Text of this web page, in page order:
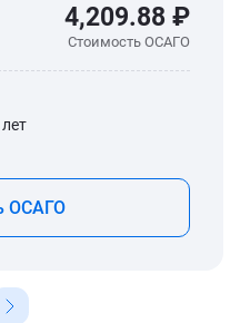
4,209.88 ₽
Стоимость ОСАГО
ОСАГО